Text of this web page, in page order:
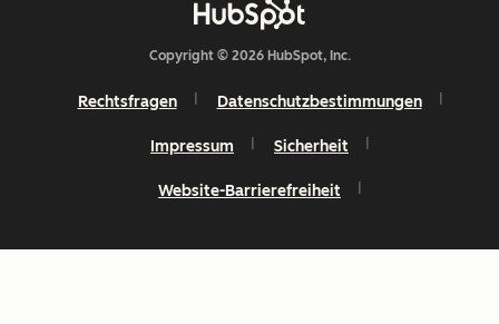
Copyright © 2026 HubSpot, Inc.
Rechtsfragen Datenschutzbestimmungen
Impressum Sicherheit
Website-Barrierefreiheit